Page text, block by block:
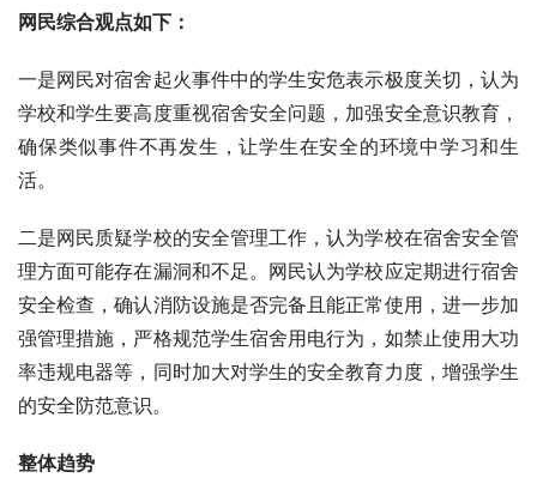
网民综合观点如下：
一是网民对宿舍起火事件中的学生安危表示极度关切，认为
学校和学生要高度重视宿舍安全问题，加强安全意识教育，
确保类似事件不再发生，让学生在安全的环境中学习和生
活。
二是网民质疑学校的安全管理工作，认为学校在宿舍安全管
理方面可能存在漏洞和不足。网民认为学校应定期进行宿舍
安全检查，确认消防设施是否完备且能正常使用，进一步加
强管理措施，严格规范学生宿舍用电行为，如禁止使用大功
率违规电器等，同时加大对学生的安全教育力度，增强学生
的安全防范意识。
整体趋势